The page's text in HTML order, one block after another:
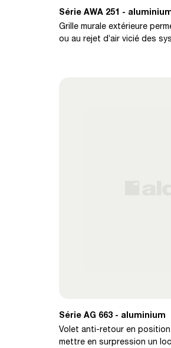
Série AWA 251 -
Grille murale extérieure
ou au rejet d’air vicié des
Série AG 663 - aluminium
Volet anti-retour en
mettre en surpression un